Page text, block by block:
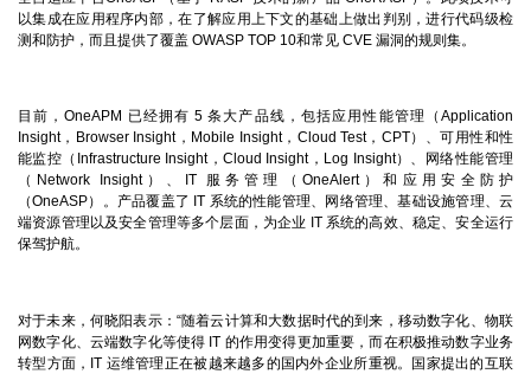
以集成在应用程序内部，在了解应用上下文的基础上做出判别，进行代码级检
测和防护，而且提供了覆盖 OWASP TOP 10和常见 CVE 漏洞的规则集。
目前，OneAPM 已经拥有 5条大产品线，包括应用性能管理（Application
Insight， Browser Insight， Mobile Insight， Cloud Test， CPT）、可用性和性
能监控（ Infrastructure Insight， Cloud Insight， Log Insight）、网络性能管理
（ Network Insight）、 IT 服务管理（ OneAlert）和应用安全防护
（OneASP）。产品覆盖了 IT 系统的性能管理、网络管理、基础设施管理、云
端资源管理以及安全管理等多个层面，为企业 IT 系统的高效、稳定、安全运行
保驾护航。
对于未来，何晓阳表示：“随着云计算和大数据时代的到来，移动数字化、物联
网数字化、云端数字化等使得 IT 的作用变得更加重要，而在积极推动数字业务
转型方面， IT 运维管理正在被越来越多的国内外企业所重视。国家提出的互联